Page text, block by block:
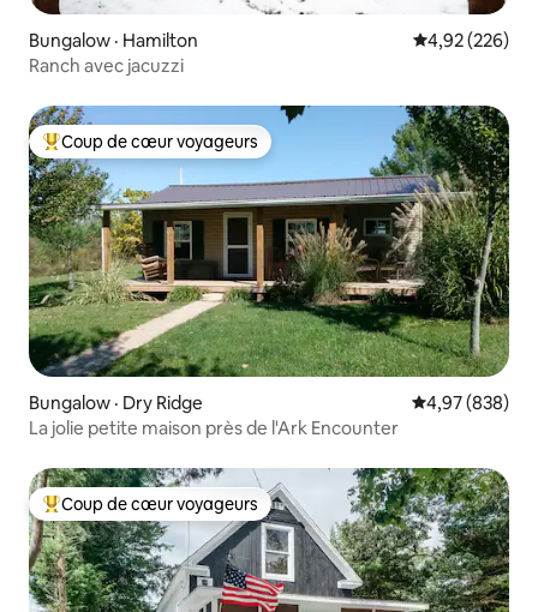
Bungalow · Hamilton Note
4,92 (226)
Ranch avec jacuzzi
Coup de cœur voyageurs parmi les plus aimés
Coup de cœur voyageurs
Bungalow · Dry Ridge Note
4,97 (838)
La jolie petite maison près de l'Ark Encounter
Coup de cœur voyageurs parmi les plus aimés
Coup de cœur voyageurs